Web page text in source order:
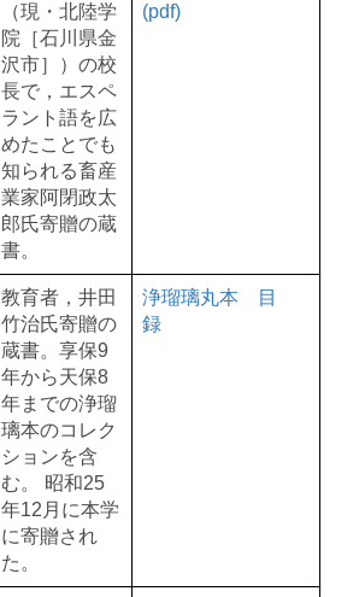
（現・北陸学
院［石川県金
沢市］）の校
長で，エスペ
ラント語を広
めたことでも
知られる畜産
業家阿閉政太
郎氏寄贈の蔵
書。
(pdf)
教育者，井田
竹治氏寄贈の
蔵書。享保9
年から天保8
年までの浄瑠
璃本のコレク
ションを含
む。 昭和25
年12月に本学
に寄贈され
た。
浄瑠璃丸本 目
録